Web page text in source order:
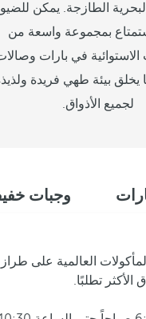
الطازجة. يمكن
بمجموعة واسعة من
الاستوائية في بارات
يخلق بيئة طهي فريدة
لجميع الأذواق.
وجبات
الأكثر تطلبًا.